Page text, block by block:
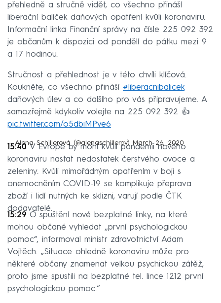
přehledně a stručně vidět, co všechno přináší
liberační balíček daňových opatření kvůli koronaviru.
Informační linka Finanční správy na čísle 225 092 392
je občanům k dispozici od pondělí do pátku mezi 9
a 17 hodinou.
Stručnost a přehlednost je v této chvíli klíčová.
Koukněte, co všechno přináší #liberacnibalicek
daňových úlev a co dalšího pro vás připravujeme. A
samozřejmě kdykoliv volejte na 225 092 392 👍
pic.twitter.com/o5dbiMPve6
— Alena Schillerová (@alenaschillerov) March 26, 2020
15:40V Evropě by mohl kvůli pandemii nového
koronaviru nastat nedostatek čerstvého ovoce a
zeleniny. Kvůli mimořádným opatřením v boji s
onemocněním COVID-19 se komplikuje přeprava
zboží i lidí nutných ke sklizni, varují podle ČTK
dodavatelé.
15:29 O spuštění nové bezplatné linky, na které
mohou občané vyhledat „první psychologickou
pomoc“, informoval ministr zdravotnictví Adam
Vojtěch. „Situace ohledně koronaviru může pro
některé občany znamenat velkou psychickou zátěž,
proto jsme spustili na bezplatné tel. lince 1212 první
psychologickou pomoc.“